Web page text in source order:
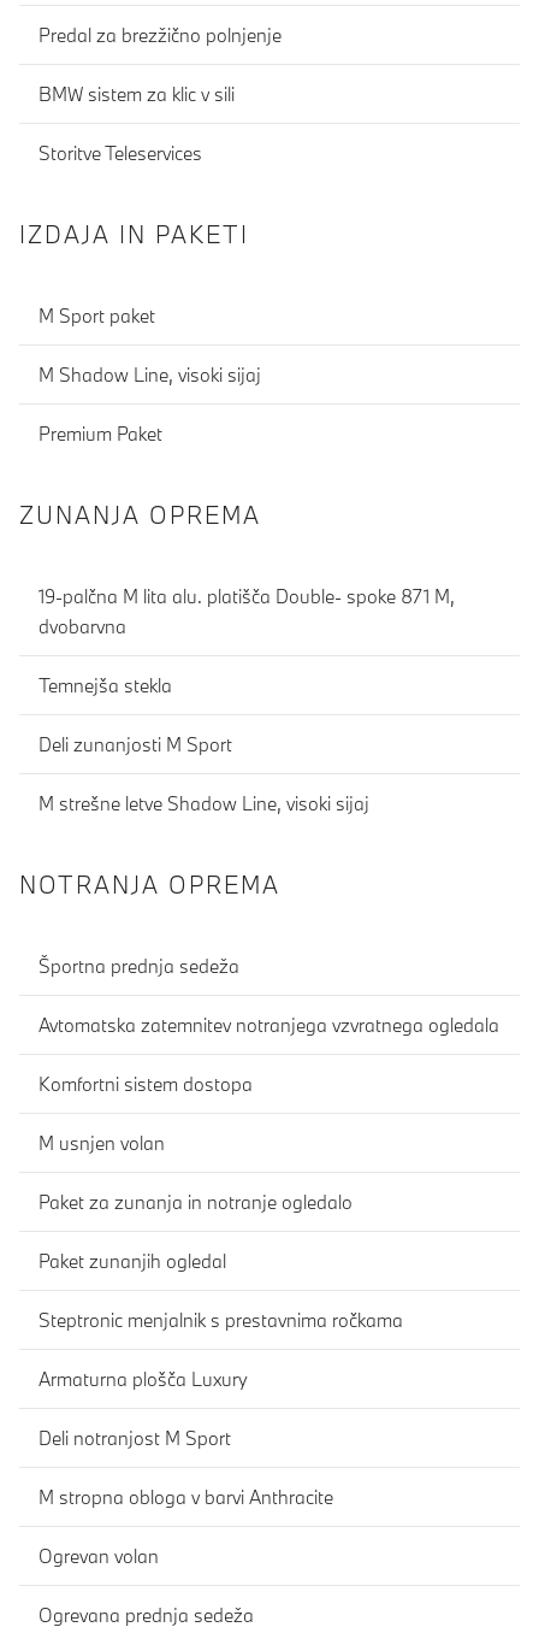
Predal za brezžično polnjenje
BMW sistem za klic v sili
Storitve Teleservices
IZDAJA IN PAKETI
M Sport paket
M Shadow Line, visoki sijaj
Premium Paket
ZUNANJA OPREMA
19-palčna M lita alu. platišča Double- spoke 871 M,
dvobarvna
Temnejša stekla
Deli zunanjosti M Sport
M strešne letve Shadow Line, visoki sijaj
NOTRANJA OPREMA
Športna prednja sedeža
Avtomatska zatemnitev notranjega vzvratnega ogledala
Komfortni sistem dostopa
M usnjen volan
Paket za zunanja in notranje ogledalo
Paket zunanjih ogledal
Steptronic menjalnik s prestavnima ročkama
Armaturna plošča Luxury
Deli notranjost M Sport
M stropna obloga v barvi Anthracite
Ogrevan volan
Ogrevana prednja sedeža